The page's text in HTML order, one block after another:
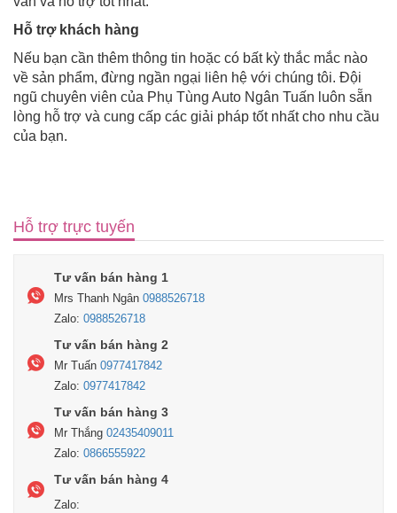
Hỗ trợ khách hàng
Nếu bạn cần thêm thông tin hoặc có bất kỳ thắc mắc nào
về sản phẩm, đừng ngần ngại liên hệ với chúng tôi. Đội
ngũ chuyên viên của Phụ Tùng Auto Ngân Tuấn luôn sẵn
lòng hỗ trợ và cung cấp các giải pháp tốt nhất cho nhu cầu
của bạn.
Hỗ trợ trực tuyến
Tư vấn bán hàng 1
Mrs Thanh Ngân 0988526718
Zalo: 0988526718
Tư vấn bán hàng 2
Mr Tuấn 0977417842
Zalo: 0977417842
Tư vấn bán hàng 3
Mr Thắng 02435409011
Zalo: 0866555922
Tư vấn bán hàng 4
Zalo: